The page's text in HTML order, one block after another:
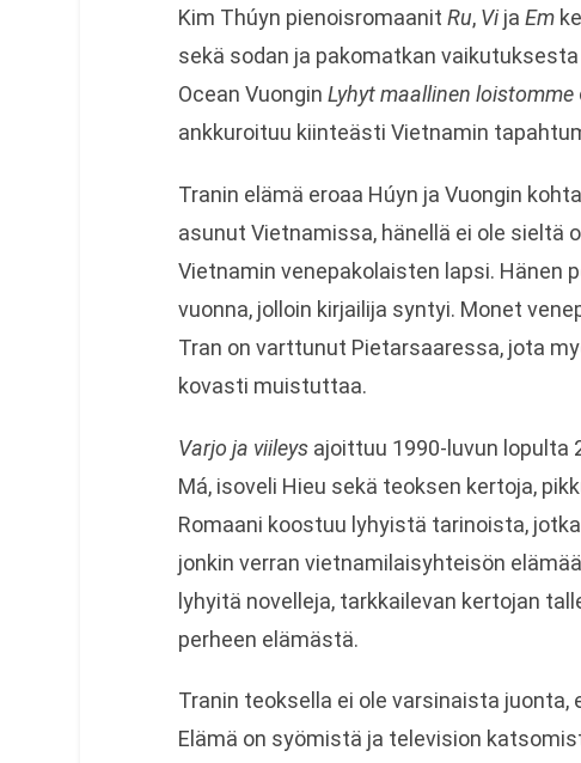
Kim Thúyn pienoisromaanit Ru, Vija Em
sekä sodan ja pakomatkan
Ocean Vuongin Lyhyt maallinen loistomme
ankkuroituu kiinteästi Vietnamin
Tranin elämä eroaa Húyn ja Vuongin
asunut Vietnamissa, hänellä ei ole sieltä
Vietnamin venepakolaisten lapsi. Hänen
vuonna, jolloin kirjailija syntyi. Monet
Tran on varttunut Pietarsaaressa, jota
kovasti muistuttaa.
Varjo ja viileysajoittuu 1990-luvun lopulta
Má, isoveli Hieu sekä teoksen kertoja,
Romaani koostuu lyhyistä tarinoista,
jonkin verran vietnamilaisyhteisön
lyhyitä novelleja, tarkkailevan kertojan
perheen elämästä.
Tranin teoksella ei ole varsinaista juonta,
Elämä on syömistä ja television